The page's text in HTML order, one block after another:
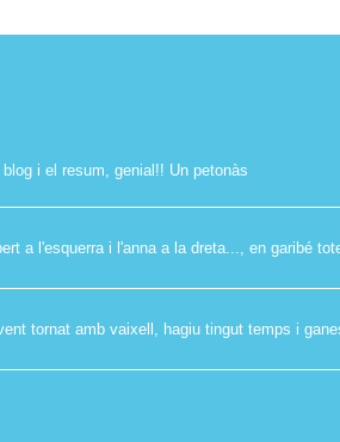
i el resum, genial!! Un petonàs
a l'esquerra i l'anna a la dreta..., en garibé
tornat amb vaixell, hagiu tingut temps i